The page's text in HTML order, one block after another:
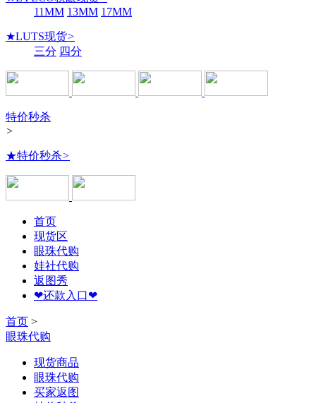
11MM 13MM 17MM
★LUTS现货>
三分 四分
特价秒杀
>
★特价秒杀>
首页
现货区
眼珠代购
娃社代购
返图秀
❤还款入口❤
首页 >
眼珠代购
现货商品
眼珠代购
买家返图